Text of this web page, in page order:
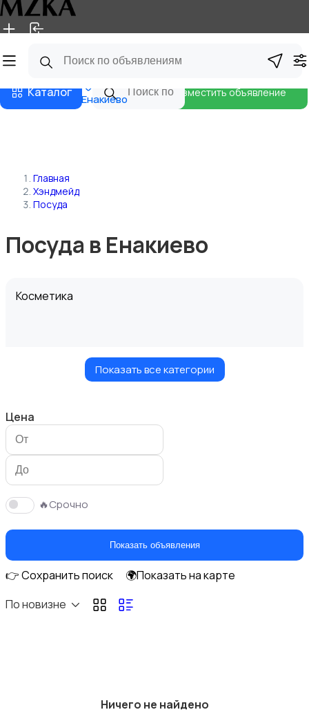
Главная Магазины
Каталог Енакиево
Разместить объявление
Главная
Хэндмейд
Посуда
Посуда в Енакиево
Косметика
Куклы и игрушки
Оформление интерьера
Показать все категории
Цена
🔥Срочно
Показать объявления
👉 Сохранить поиск
🌍Показать на карте
По новизне
Ничего не найдено